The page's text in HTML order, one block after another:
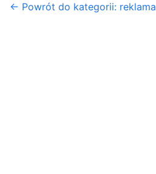
← Powrót do kategorii: reklama